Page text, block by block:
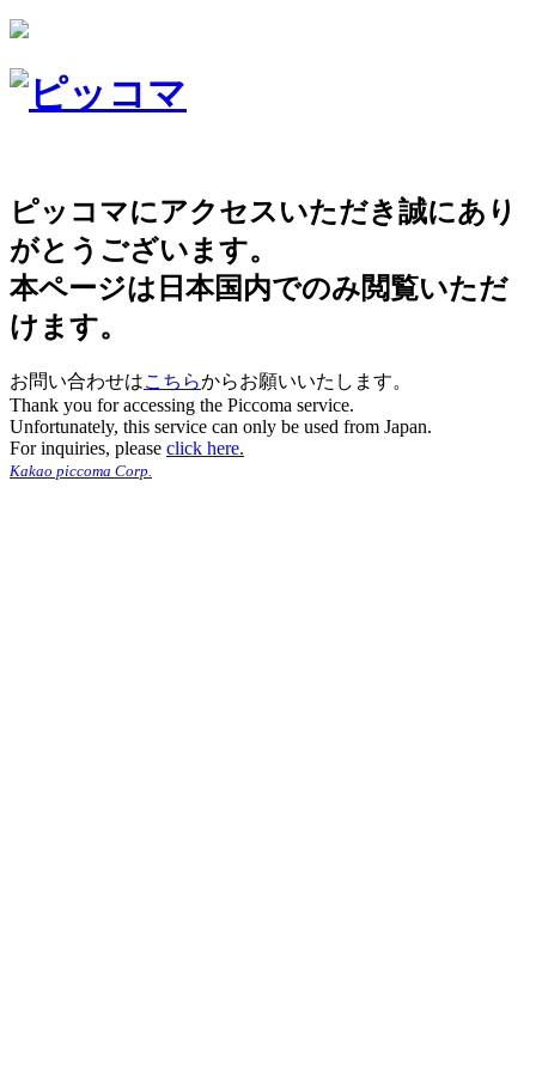
ピッコマにアクセスいただき誠にあり
がとうございます。
本ページは日本国内でのみ閲覧いただ
けます。
お問い合わせはこちらからお願いいたします。
Thank you for accessing the Piccoma service.
Unfortunately, this service can only be used from Japan.
For inquiries, please click here.
Kakao piccoma Corp.